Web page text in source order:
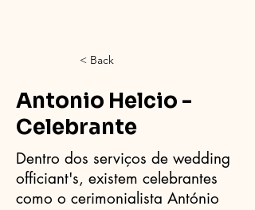
< Back
Antonio Helcio -
Celebrante
Dentro dos serviços de wedding
officiant's, existem celebrantes
como o cerimonialista António